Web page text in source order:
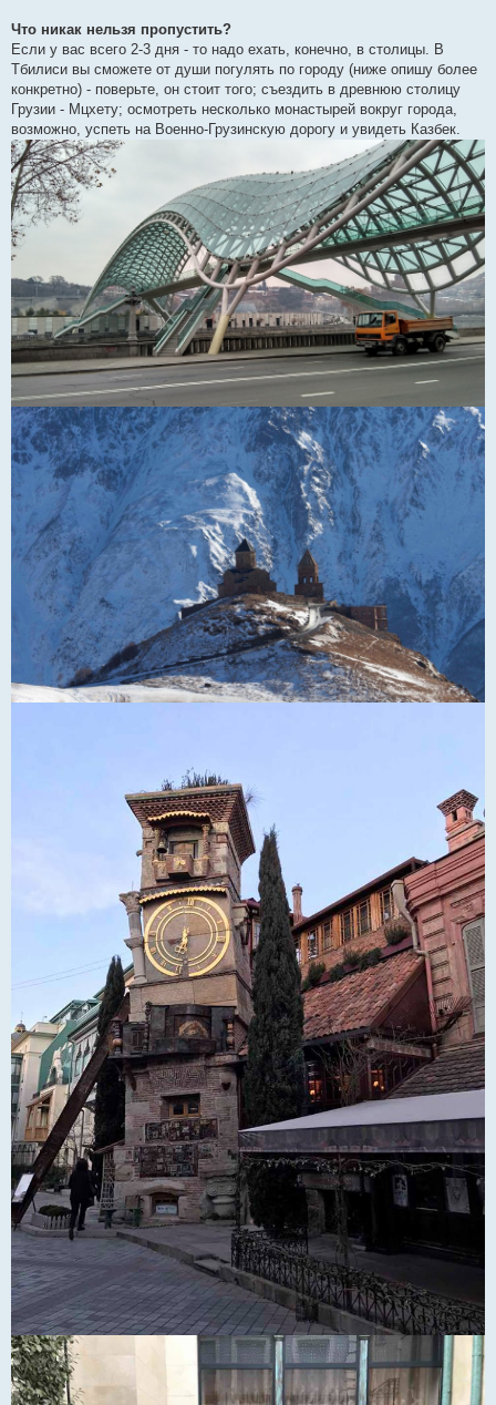
Что никак нельзя пропустить?
Если у вас всего 2-3 дня - то надо ехать, конечно, в столицы. В
Тбилиси вы сможете от души погулять по городу (ниже опишу более
конкретно) - поверьте, он стоит того; съездить в древнюю столицу
Грузии - Мцхету; осмотреть несколько монастырей вокруг города,
возможно, успеть на Военно-Грузинскую дорогу и увидеть Казбек.